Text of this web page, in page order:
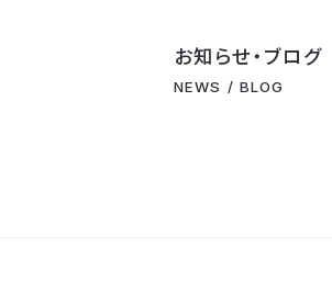
お知らせ・ブログ
NEWS / BLOG